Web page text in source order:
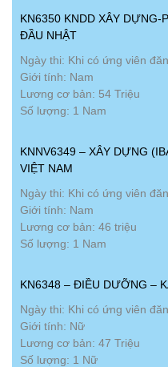
KN6350 KNDD XÂY DỰNG-
ĐẦU NHẬT
Ngày thi: Khi có ứng viên
Giới tính: Nam
Lương cơ bản: 54 Triệu
Số lượng: 1 Nam
KNNV6349 – XÂY DỰNG
VIỆT NAM
Ngày thi: Khi có ứng viên
Giới tính: Nam
Lương cơ bản: 46 triệu
Số lượng: 1 Nam
KN6348 – ĐIỀU DƯỠNG –
Ngày thi: Khi có ứng viên
Giới tính: Nữ
Lương cơ bản: 47 Triệu
Số lượng: 1 Nữ